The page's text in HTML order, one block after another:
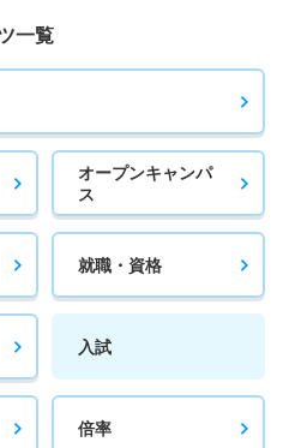
一覧
オープンキャンパ
ス
就職・資格
入試
倍率